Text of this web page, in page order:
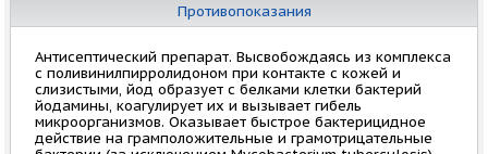
Противопоказания
Антисептический препарат. Высвобождаясь из комплекса
с поливинилпирролидоном при контакте с кожей и
слизистыми, йод образует с белками клетки бактерий
йодамины, коагулирует их и вызывает гибель
микроорганизмов. Оказывает быстрое бактерицидное
действие на грамположительные и грамотрицательные